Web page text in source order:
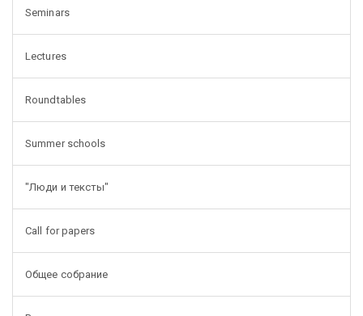
Seminars
Lectures
Roundtables
Summer schools
"Люди и тексты"
Call for papers
Общее собрание